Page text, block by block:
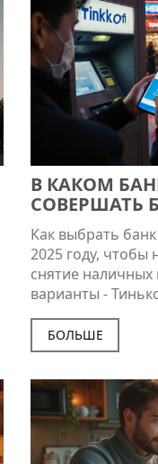
В КАКОМ
СОВЕРШАТЬ
2025 ГОДУ
Как выбрать
2025 году, чтобы
снятие
варианты -
БОЛЬШЕ